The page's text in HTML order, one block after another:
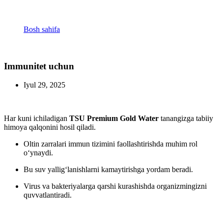
Bosh sahifa
Immunitet uchun
Iyul 29, 2025
Har kuni ichiladigan TSU Premium Gold Water tanangizga tabiiy
himoya qalqonini hosil qiladi.
Oltin zarralari immun tizimini faollashtirishda muhim rol
o‘ynaydi.
Bu suv yallig‘lanishlarni kamaytirishga yordam beradi.
Virus va bakteriyalarga qarshi kurashishda organizmingizni
quvvatlantiradi.